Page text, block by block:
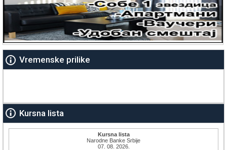
Vremenske prilike
Kursna lista